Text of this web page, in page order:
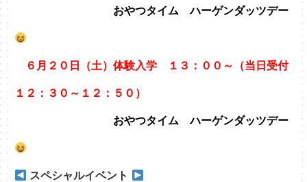
おやつタイム ハーゲンダッツデー
６月２０日（土）体験入学 １３：００～（当日受付
１２：３０～１２：５０）
おやつタイム ハーゲンダッツデー
スペシャルイベント